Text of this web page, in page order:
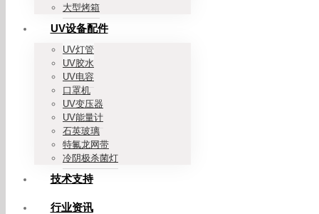
大型烤箱
UV设备配件
UV灯管
UV胶水
UV电容
口罩机
UV变压器
UV能量计
石英玻璃
特氟龙网带
冷阴极杀菌灯
技术支持
行业资讯